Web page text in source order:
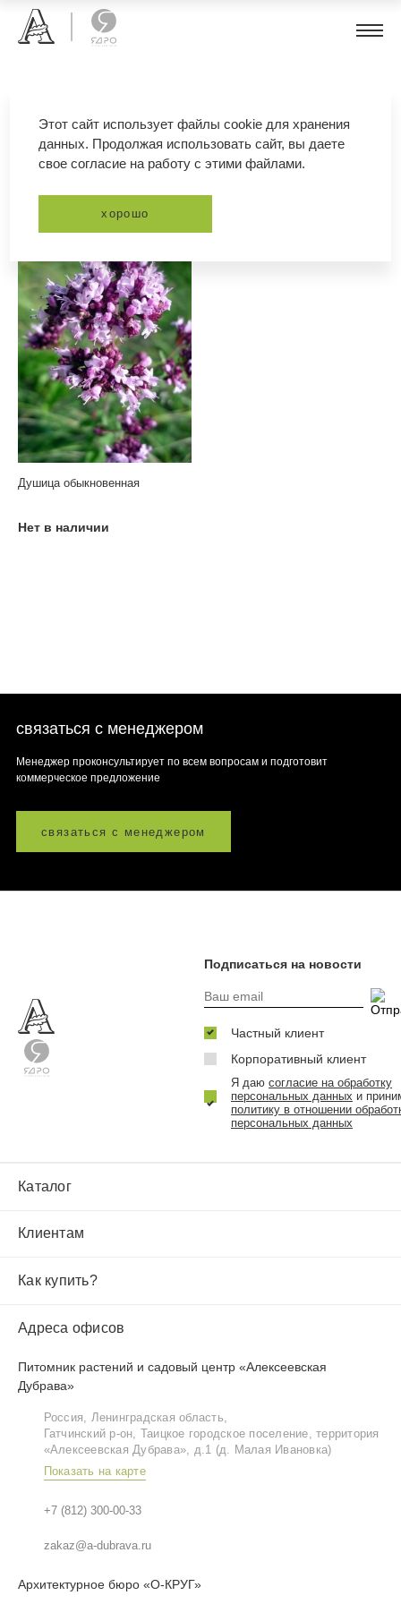
душица
Душица обыкновенная
Нет в наличии
связаться с менеджером
Менеджер проконсультирует по всем вопросам и подготовит
коммерческое предложение
связаться с менеджером
Каталог
Клиентам
Как купить?
Адреса офисов
Питомник растений и садовый центр «Алексеевская
Дубрава»
Россия, Ленинградская область,
Гатчинский р‑он, Таицкое городское поселение, территория
«Алексеевская Дубрава», д.1 (д. Малая Ивановка)
Показать на карте
+7 (812) 300-00-33
zakaz@a-dubrava.ru
Архитектурное бюро «О-КРУГ»
Подписаться на новости
Частный клиент
Корпоративный клиент
Я даю согласие на обработку
персональных данных и
политику в отношении
персональных данных
Этот сайт использует файлы cookie для хранения
данных. Продолжая использовать сайт, вы даете
свое согласие на работу с этими файлами.
хорошо